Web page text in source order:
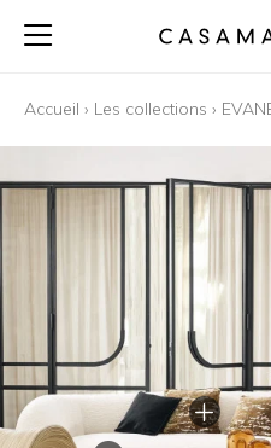
Accueil › Les collections ›